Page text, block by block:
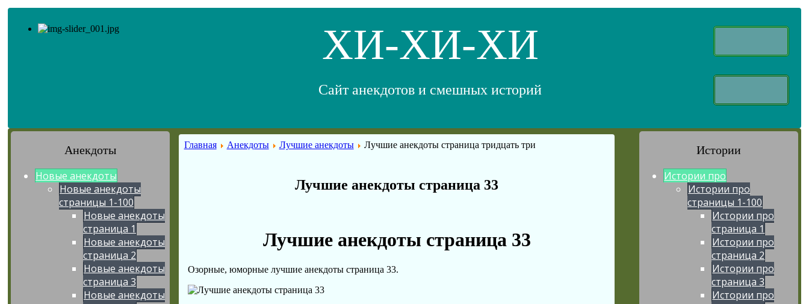
ХИ-ХИ-ХИ
Сайт анекдотов и смешных историй
Анекдоты
Новые анекдоты
Новые анекдоты
страницы 1-100
Новые анекдоты
страница 1
Новые анекдоты
страница 2
Новые анекдоты
страница 3
Новые анекдоты
Главная Анекдоты Лучшие анекдоты Лучшие анекдоты страница тридцать три
Лучшие анекдоты страница 33
Лучшие анекдоты страница 33
Озорные, юморные лучшие анекдоты страница 33.
Истории
Истории про
Истории про
страницы 1-100
Истории про
страница 1
Истории про
страница 2
Истории про
страница 3
Истории про